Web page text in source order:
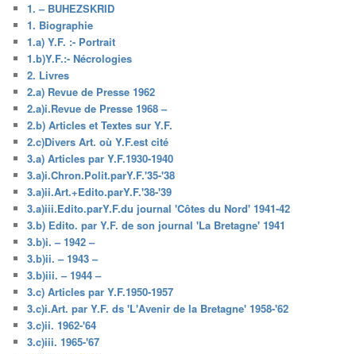
1. – BUHEZSKRID
1. Biographie
1.a) Y.F. :- Portrait
1.b)Y.F.:- Nécrologies
2. Livres
2.a) Revue de Presse 1962
2.a)i.Revue de Presse 1968 –
2.b) Articles et Textes sur Y.F.
2.c)Divers Art. où Y.F.est cité
3.a) Articles par Y.F.1930-1940
3.a)i.Chron.Polit.parY.F.'35-'38
3.a)ii.Art.+Edito.parY.F.'38-'39
3.a)iii.Edito.parY.F.du journal 'Côtes du Nord' 1941-42
3.b) Edito. par Y.F. de son journal 'La Bretagne' 1941
3.b)i. – 1942 –
3.b)ii. – 1943 –
3.b)iii. – 1944 –
3.c) Articles par Y.F.1950-1957
3.c)i.Art. par Y.F. ds 'L'Avenir de la Bretagne' 1958-'62
3.c)ii. 1962-'64
3.c)iii. 1965-'67